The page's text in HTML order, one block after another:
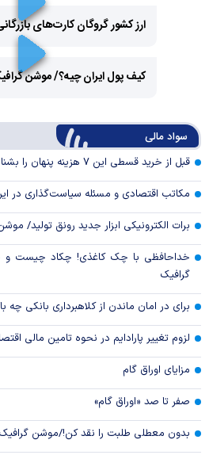
ارز کشور گروگان کارت‌های
کیف پول ایران چیه؟/ موشن
سواد مالی
قبل از خرید قسطی این ۷ هزینه پنهان را بشناسید
مکاتب اقتصادی و مسئله سیاست‌گذاری در
برات الکترونیکی ابزار جدید رونق تولید/
خداحافظی با چک کاغذی! چکاد چیست و
گرافیک
برای در امان ماندن از کلاهبرداری بانکی چه
لزوم تغییر پارادایم در نحوه تامین مالی
مزایای اوراق گام
صفر تا صد «اوراق گام»
بدون معطلی طلبت را نقد کن!/موشن گرافیک